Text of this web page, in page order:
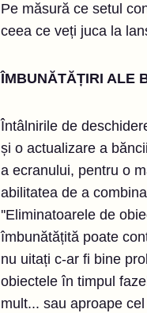
Pe măsură ce setul
ceea ce veți juca la
ÎMBUNĂTĂȚIRI ALE
Întâlnirile de
și o actualizare a
a ecranului, pentru o
abilitatea de a
''Eliminatoarele de
îmbunătățită poate
nu uitați c-ar fi bine
obiectele în timpul
mult... sau aproape